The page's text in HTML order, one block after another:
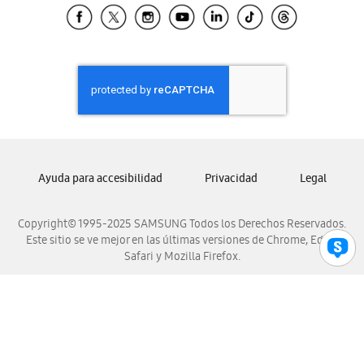
Samsung El Salvador
Samsung Honduras
Samsung Nicaragua
Samsung Panamá
Samsung Venezuela
Copyright© 1995-2025 SAMSUNG Todos los Derechos Reservados.
Este sitio se ve mejor en las últimas versiones de Chrome, Edge,
Safari y Mozilla Firefox.
Ayuda para accesibilidad Privacidad Legal